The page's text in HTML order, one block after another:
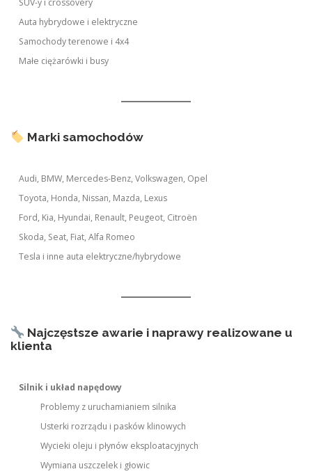
SUV-y i crossovery
Auta hybrydowe i elektryczne
Samochody terenowe i 4x4
Małe ciężarówki i busy
Marki samochodów
Audi, BMW, Mercedes-Benz, Volkswagen, Opel
Toyota, Honda, Nissan, Mazda, Lexus
Ford, Kia, Hyundai, Renault, Peugeot, Citroën
Skoda, Seat, Fiat, Alfa Romeo
Tesla i inne auta elektryczne/hybrydowe
Najczęstsze awarie i naprawy realizowane u
klienta
Silnik i układ napędowy
Problemy z uruchamianiem silnika
Usterki rozrządu i pasków klinowych
Wycieki oleju i płynów eksploatacyjnych
Wymiana uszczelek i głowic